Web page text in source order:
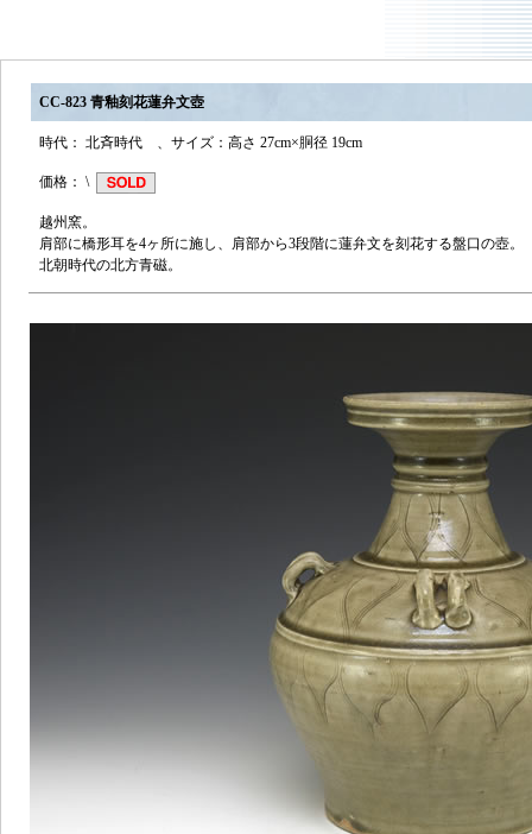
CC-823 青釉刻花蓮弁文壺
時代： 北斉時代 、サイズ：高さ 27cm×胴径 19cm
価格： \
越州窯。
肩部に橋形耳を4ヶ所に施し、肩部から3段階に蓮弁文を刻花する盤口の壺。
北朝時代の北方青磁。